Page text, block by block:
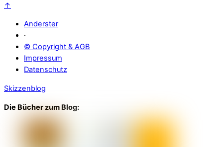
↑
Anderster
·
© Copyright & AGB
Impressum
Datenschutz
Skizzenblog
Die Bücher zum Blog: